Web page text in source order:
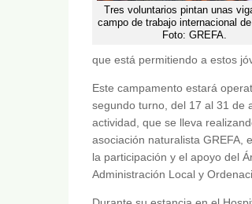
Tres voluntarios pintan unas
campo de trabajo internacional de
Foto: GREFA.
que está permitiendo a estos
Este campamento estará
segundo turno, del 17 al 31 de
actividad, que se lleva
asociación naturalista GREFA,
la participación y el apoyo del
Administración Local y